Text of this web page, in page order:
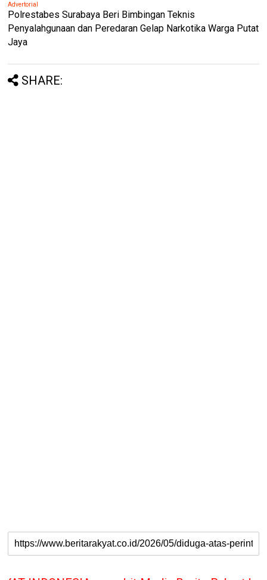
Advertorial
Polrestabes Surabaya Beri Bimbingan Teknis
Penyalahgunaan dan Peredaran Gelap Narkotika Warga Putat
Jaya
SHARE: